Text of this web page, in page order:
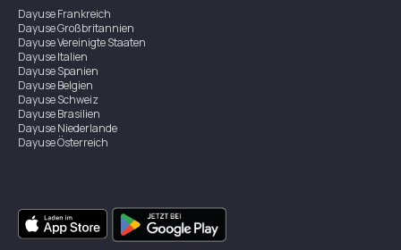
DayuseFrankreich
DayuseGroßbritannien
DayuseVereinigte Staaten
DayuseItalien
DayuseSpanien
DayuseBelgien
DayuseSchweiz
DayuseBrasilien
DayuseNiederlande
DayuseÖsterreich
DayuseSingapur
DayuseZweden
DayuseThailand